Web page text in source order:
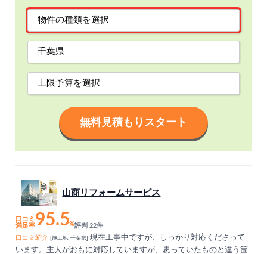
無料見積もりスタート
山商リフォームサービス
口コミ
満足率95.5%評判 22件
口コミ紹介
[施工地: 千葉県]
現在工事中ですが、しっかり対応くださって
います。主人がおもに対応していますが、思っていたものと違う箇